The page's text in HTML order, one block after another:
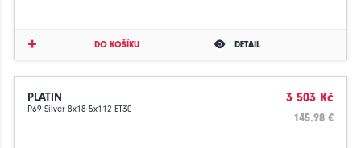
DO KOŠÍKU DETAIL
PLATIN
P69 Silver 8x18 5x112 ET30
3 503 Kč
145.98 €